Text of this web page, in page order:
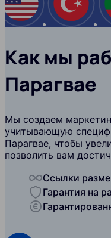
США
Как мы
Парагвае
Мы создаем
учитывающую
Парагвае, чтобы
позволить вам
Ссылки
Гарантия на